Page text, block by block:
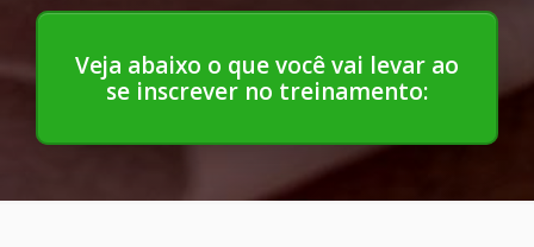
Veja abaixo o que você vai levar ao
se inscrever no treinamento: